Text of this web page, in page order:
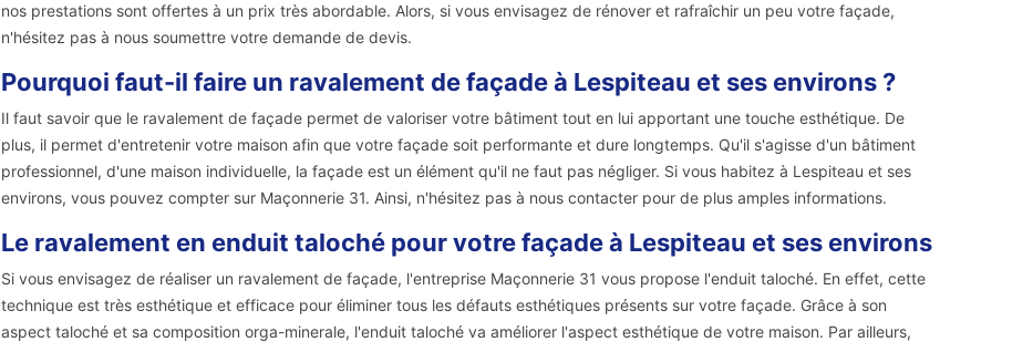
nos prestations sont offertes à un prix très abordable. Alors, si vous envisagez de rénover et rafraîchir un peu votre façade,
n'hésitez pas à nous soumettre votre demande de devis.
Pourquoi faut-il faire un ravalement de façade à Lespiteau et ses environs ?
Il faut savoir que le ravalement de façade permet de valoriser votre bâtiment tout en lui apportant une touche esthétique. De
plus, il permet d'entretenir votre maison afin que votre façade soit performante et dure longtemps. Qu'il s'agisse d'un bâtiment
professionnel, d'une maison individuelle, la façade est un élément qu'il ne faut pas négliger. Si vous habitez à Lespiteau et ses
environs, vous pouvez compter sur Maçonnerie 31. Ainsi, n'hésitez pas à nous contacter pour de plus amples informations.
Le ravalement en enduit taloché pour votre façade à Lespiteau et ses environs
Si vous envisagez de réaliser un ravalement de façade, l'entreprise Maçonnerie 31 vous propose l'enduit taloché. En effet, cette
technique est très esthétique et efficace pour éliminer tous les défauts esthétiques présents sur votre façade. Grâce à son
aspect taloché et sa composition orga-minerale, l'enduit taloché va améliorer l'aspect esthétique de votre maison. Par ailleurs,